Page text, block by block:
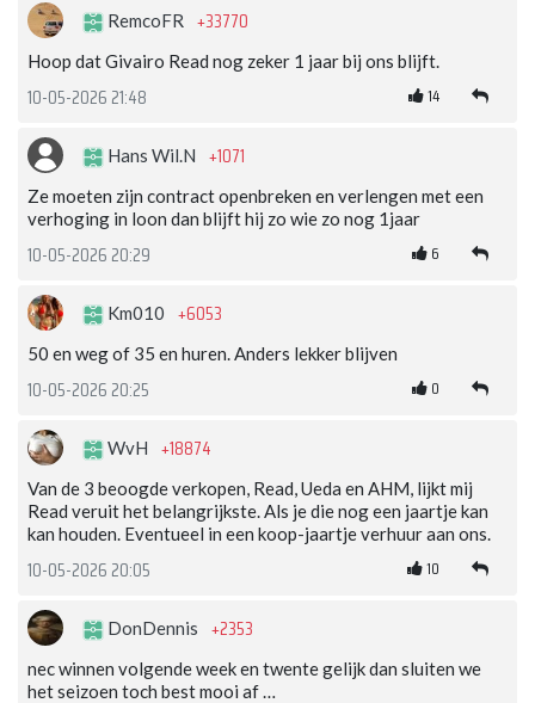
RemcoFR +33770
Hoop dat Givairo Read nog zeker 1 jaar bij ons blijft.
10-05-2026 21:48 14
Hans Wil.N +1071
Ze moeten zijn contract openbreken en verlengen met een
verhoging in loon dan blijft hij zo wie zo nog 1jaar
10-05-2026 20:29 6
Km010 +6053
50 en weg of 35 en huren. Anders lekker blijven
10-05-2026 20:25 0
WvH +18874
Van de 3 beoogde verkopen, Read, Ueda en AHM, lijkt mij
Read veruit het belangrijkste. Als je die nog een jaartje kan
kan houden. Eventueel in een koop-jaartje verhuur aan ons.
10-05-2026 20:05 10
DonDennis +2353
nec winnen volgende week en twente gelijk dan sluiten we
het seizoen toch best mooi af …